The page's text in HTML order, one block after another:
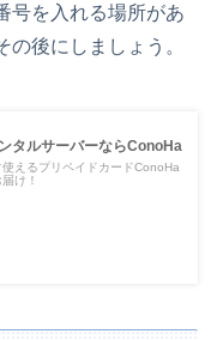
号を入れる場所があ
後にしましょう。
タルサーバーならConoHa
えるプリペイドカードConoHa
け！